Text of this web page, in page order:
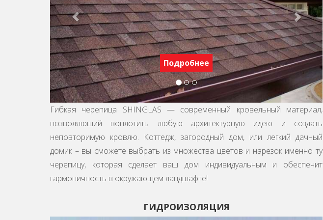
Подробнее
u
s
Гибкая черепица SHINGLAS — современный кровельный материал,
позволяющий воплотить любую архитектурную идею и создать
неповторимую кровлю. Коттедж, загородный дом, или легкий дачный
домик – вы сможете выбрать из множества цветов и нарезок именно ту
черепицу, которая сделает ваш дом индивидуальным и обеспечит
гармоничность в окружающем ландшафте!
ГИДРОИЗОЛЯЦИЯ